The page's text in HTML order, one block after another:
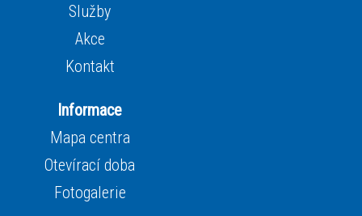
Služby
Akce
Kontakt
Informace
Mapa centra
Otevírací doba
Fotogalerie